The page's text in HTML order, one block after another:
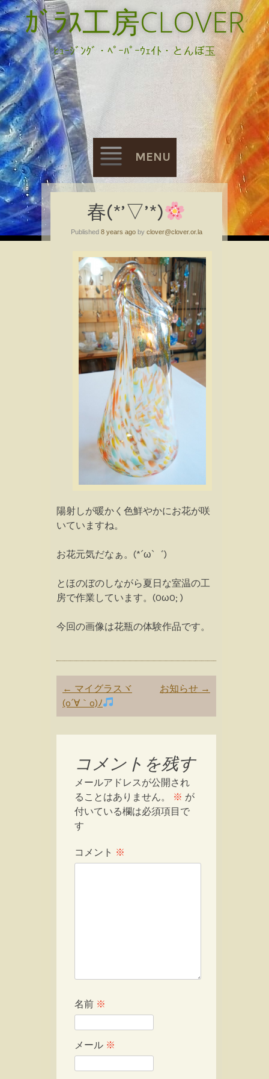
ｶﾞﾗｽ工房CLOVER
ﾋｭｰｼﾞﾝｸﾞ・ﾍﾟｰﾊﾟｰｳｪｲﾄ・とんぼ玉
MENU
Skip
to
春(*’▽’*)
Published 8 years agoby clover@clover.or.la
陽射しが暖かく色鮮やかにお花が咲
いていますね。
お花元気だなぁ。(*´ω`゛)
とほのぼのしながら夏日な室温の工
房で作業しています。(OωO; )
今回の画像は花瓶の体験作品です。
Post
navigation
← マイグラスヾ
(o´∀｀o)ﾉ
お知らせ →
コメントを残す
メールアドレスが公開され
ることはありません。
※ が
付いている欄は必須項目で
す
コメント ※
名前 ※
メール ※